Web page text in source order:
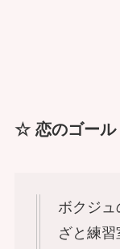
☆ 恋のゴール
ボクジ
ざと練